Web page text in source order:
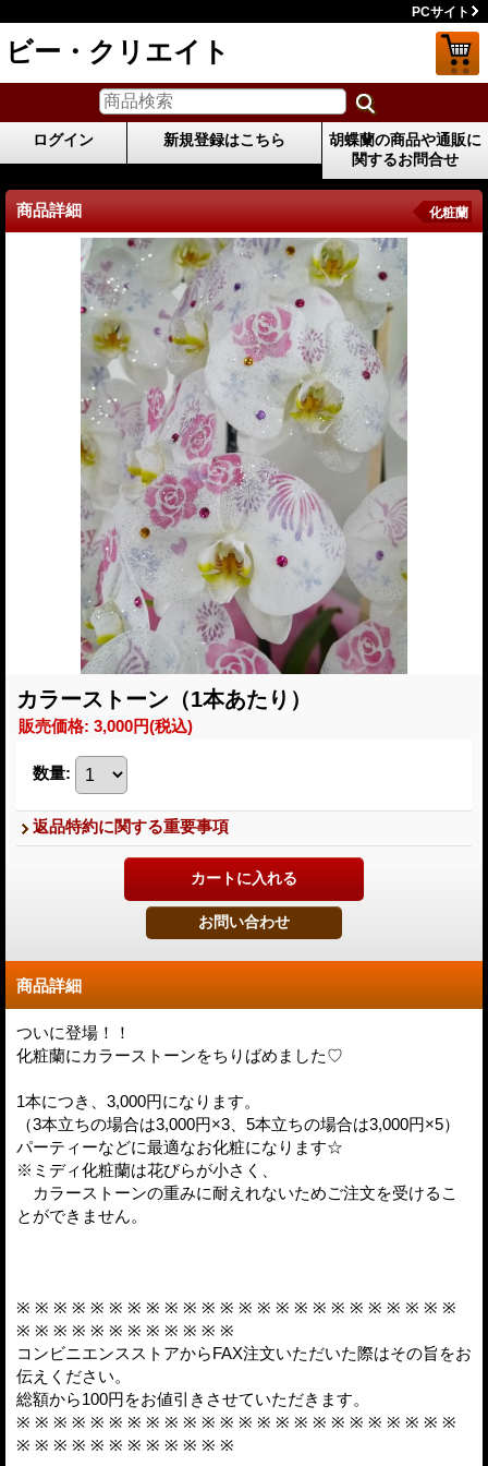
PCサイト
ビー・クリエイト
ログイン 新規登録はこちら
胡蝶蘭の商品や通販に
関するお問合せ
商品詳細 化粧蘭
カラーストーン（1本あたり）
販売価格: 3,000円(税込)
数量:
返品特約に関する重要事項
商品詳細
ついに登場！！
化粧蘭にカラーストーンをちりばめました♡
1本につき、3,000円になります。
（3本立ちの場合は3,000円×3、5本立ちの場合は3,000円×5）
パーティーなどに最適なお化粧になります☆
※ミディ化粧蘭は花びらが小さく、
カラーストーンの重みに耐えれないためご注文を受けるこ
とができません。
※ ※ ※ ※ ※ ※ ※ ※ ※ ※ ※ ※ ※ ※ ※ ※ ※ ※ ※ ※ ※ ※ ※ ※
※ ※ ※ ※ ※ ※ ※ ※ ※ ※ ※ ※
コンビニエンスストアからFAX注文いただいた際はその旨をお
伝えください。
総額から100円をお値引きさせていただきます。
※ ※ ※ ※ ※ ※ ※ ※ ※ ※ ※ ※ ※ ※ ※ ※ ※ ※ ※ ※ ※ ※ ※ ※
※ ※ ※ ※ ※ ※ ※ ※ ※ ※ ※ ※